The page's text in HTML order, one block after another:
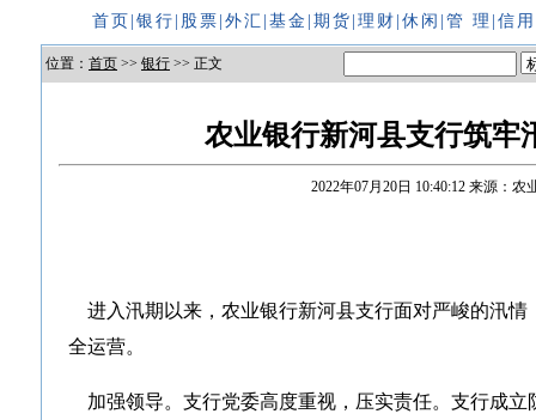
首页 银行 股票 外汇 基金 期货 理财 休闲 管 理 信
位置： 首页 >> 银行 >> 正文
农业银行新河县支行筑牢
2022年07月20日 10:40:12 来源：农
进入汛期以来，农业银行新河县支行面对严峻的汛情
全运营。
加强领导。支行党委高度重视，压实责任。支行成立